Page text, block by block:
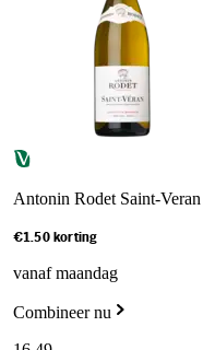
Antonin Rodet Saint-Veran
€1.50 korting
vanaf maandag
Combineer nu